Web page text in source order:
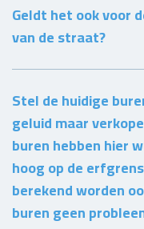
Geldt het ook voor
van de straat?
Stel de huidige
geluid maar
buren hebben hier
hoog op de
berekend worden
buren geen